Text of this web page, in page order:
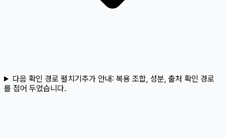
다음 확인 경로 펼치기추가 안내: 복용 조합, 성분, 출처 확인 경로
를 접어 두었습니다.